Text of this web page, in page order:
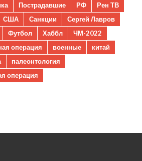
Пострадавшие РФ
Рен ТВ
США Санкции
Сергей Лавров
Футбол Хаббл
ЧМ-2022
операция военные
китай
палеонтология
операция